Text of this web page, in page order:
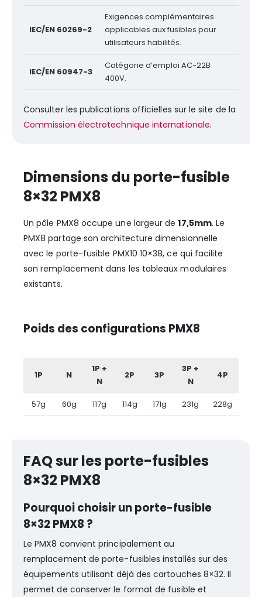
IEC/EN 60269-2
Exigences complémentaires
applicables aux fusibles pour
utilisateurs habilités.
IEC/EN 60947-3
Catégorie d’emploi AC-22B
400V.
Consulter les publications officielles sur le site de la
Commission électrotechnique internationale.
Dimensions du porte-fusible
8×32 PMX8
Un pôle PMX8 occupe une largeur de17,5mm. Le
PMX8 partage son architecture dimensionnelle
avec le porte-fusible PMX10 10×38, ce qui facilite
son remplacement dans les tableaux modulaires
existants.
Poids des configurations PMX8
1P N
1P +
N
2P 3P
3P +
N
4P
57g 60g 117g 114g 171g 231g 228g
FAQ sur les porte-fusibles
8×32 PMX8
Pourquoi choisir un porte-fusible
8×32 PMX8 ?
Le PMX8 convient principalement au
remplacement de porte-fusibles installés sur des
équipements utilisant déjà des cartouches 8×32. Il
permet de conserver le format de fusible et